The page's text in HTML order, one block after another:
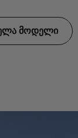
მოდელი